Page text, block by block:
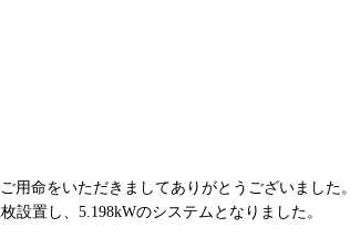
用命をいただきましてありがとうございました。
設置し、5.198kWのシステムとなりました。